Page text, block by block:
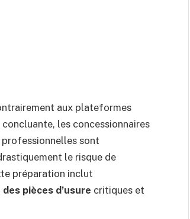
aux plateformes
les concessionnaires
professionnelles sont
le risque de
préparation inclut
pièces d’usure critiques et